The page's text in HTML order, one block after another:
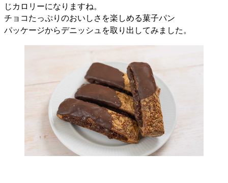
じカロリーになりますね。
チョコたっぷりのおいしさを楽しめる菓子パン
パッケージからデニッシュを取り出してみました。